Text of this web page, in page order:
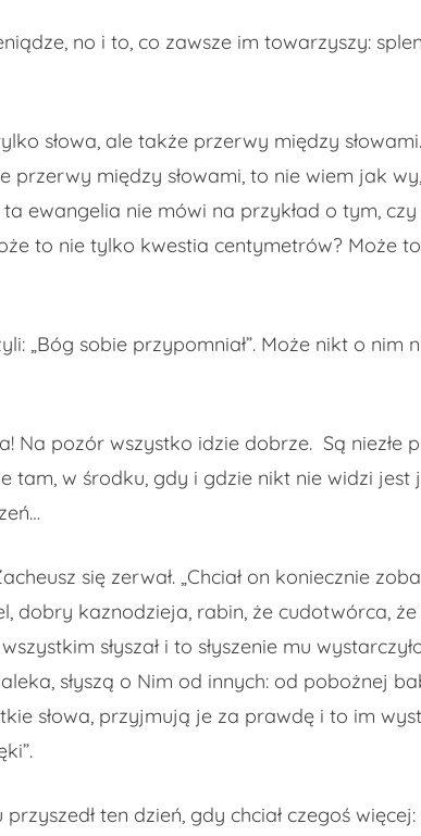
no i to, co zawsze im towarzyszy:
słowa, ale także przerwy między
przerwy między słowami, to nie wiem jak
ewangelia nie mówi na przykład o tym, czy
to nie tylko kwestia centymetrów? Może
„Bóg sobie przypomniał”. Może nikt o nim
Na pozór wszystko idzie dobrze. Są niezłe
tam, w środku, gdy i gdzie nikt nie widzi jest
się zerwał. „Chciał on koniecznie
dobry kaznodzieja, rabin, że cudotwórca,
słyszał i to słyszenie mu
słyszą o Nim od innych: od pobożnej
słowa, przyjmują je za prawdę i to im
ten dzień, gdy chciał czegoś